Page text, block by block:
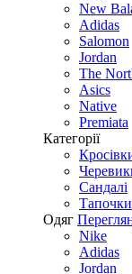
New
Adidas
Salomon
Jordan
The
Asics
Native
Premiata
Категорії
Сандалі
Tапочки
Одяг
Nike
Adidas
Jordan